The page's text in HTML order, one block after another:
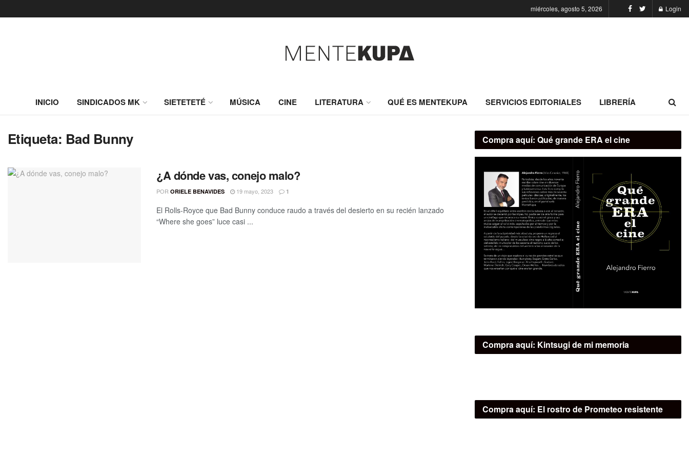
miércoles, agosto 5, 2026 Login
INICIO SINDICADOS MK SIETETETÉ MÚSICA CINE LITERATURA QUÉ ES MENTEKUPA SERVICIOS EDITORIALES LIBRERÍA
Etiqueta: Bad Bunny
¿A dónde vas, conejo malo?
POR ORIELE BENAVIDES 19 mayo, 2023 1
El Rolls-Royce que Bad Bunny conduce raudo a través del desierto en su recién lanzado
“Where she goes” luce casi ...
Compra aquí: Qué grande ERA el cine
Compra aquí: Kintsugi de mi memoria
Compra aquí: El rostro de Prometeo resistente